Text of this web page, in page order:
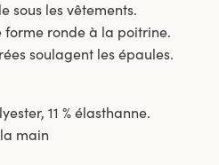
sous les vêtements.
ronde à la poitrine.
soulagent les épaules.
11 % élasthanne.
main